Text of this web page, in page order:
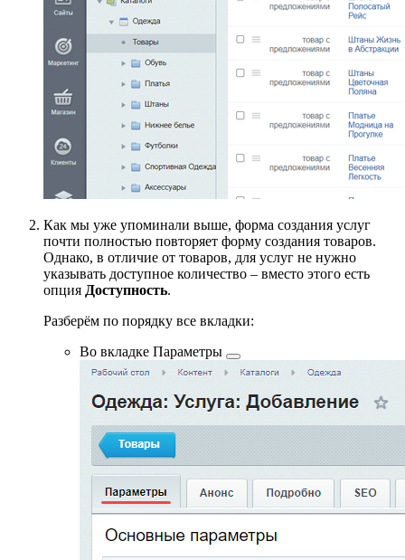
Как мы уже упоминали выше, форма создания услуг
почти полностью повторяет форму создания товаров.
Однако, в отличие от товаров, для услуг не нужно
указывать доступное количество – вместо этого есть
опция Доступность.
Разберём по порядку все вкладки:
Во вкладке Параметры